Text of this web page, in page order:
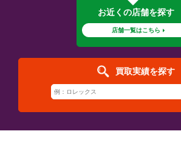
お近くの店舗を探す
店舗一覧はこちら
買取実績を探す